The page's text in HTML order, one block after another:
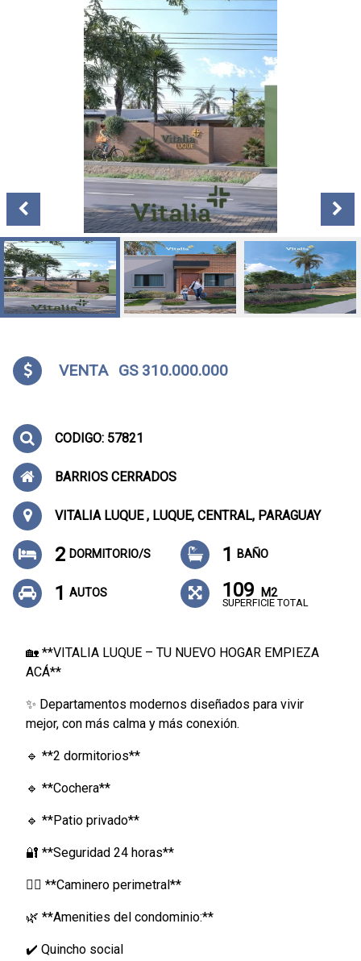
VENTA GS 310.000.000
CODIGO: 57821
BARRIOS CERRADOS
VITALIA LUQUE , LUQUE, CENTRAL, PARAGUAY
2 DORMITORIO/S 1 BAÑO
1 AUTOS 109 M2
SUPERFICIE TOTAL
🏡 **VITALIA LUQUE – TU NUEVO HOGAR EMPIEZA
ACÁ**
✨ Departamentos modernos diseñados para vivir
mejor, con más calma y más conexión.
🔹 **2 dormitorios**
🔹 **Cochera**
🔹 **Patio privado**
🔐 **Seguridad 24 horas**
🚶‍♂️ **Caminero perimetral**
🌿 **Amenities del condominio:**
✔️ Quincho social